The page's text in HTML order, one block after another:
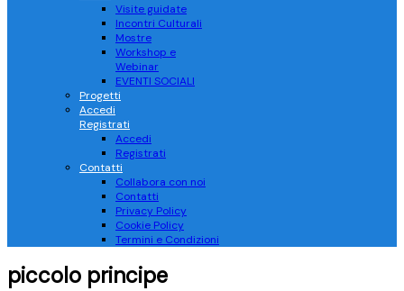
Visite guidate
Incontri Culturali
Mostre
Workshop e
Webinar
EVENTI SOCIALI
Progetti
Accedi
Registrati
Accedi
Registrati
Contatti
Collabora con noi
Contatti
Privacy Policy
Cookie Policy
Termini e Condizioni
piccolo principe